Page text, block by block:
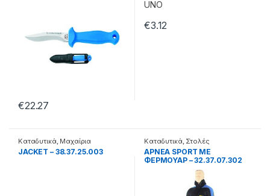
€22.27
€3.12
Καταδυτικά, Μαχαίρια
JACKET – 38.37.25.003
Καταδυτικά, Στολές
APNEA SPORT ΜΕ
ΦΕΡΜΟΥΑΡ – 32.37.07.302